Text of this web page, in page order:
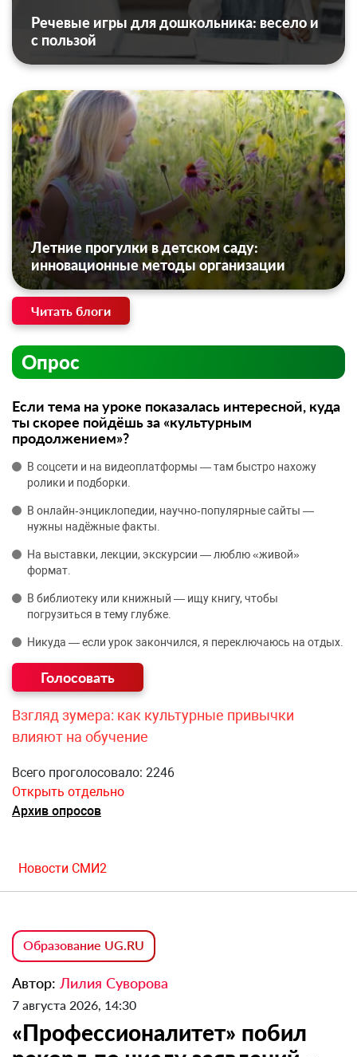
Речевые игры для дошкольника: весело и
с пользой
Летние прогулки в детском саду:
инновационные методы организации
Читать блоги
Опрос
Если тема на уроке показалась интересной, куда
ты скорее пойдёшь за «культурным
продолжением»?
В соцсети и на видеоплатформы — там быстро нахожу
ролики и подборки.
В онлайн‑энциклопедии, научно‑популярные сайты —
нужны надёжные факты.
На выставки, лекции, экскурсии — люблю «живой»
формат.
В библиотеку или книжный — ищу книгу, чтобы
погрузиться в тему глубже.
Никуда — если урок закончился, я переключаюсь на отдых.
Взгляд зумера: как культурные привычки
влияют на обучение
Всего проголосовало: 2246
Открыть отдельно
Архив опросов
Новости СМИ2
Образование UG.RU
Автор: Лилия Суворова
7 августа 2026, 14:30
«Профессионалитет» побил